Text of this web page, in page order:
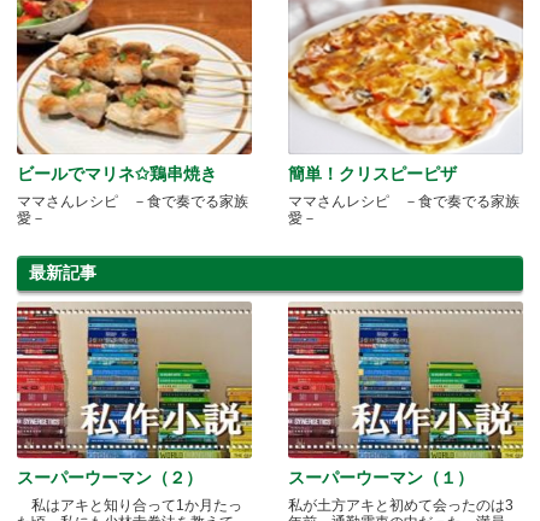
ビールでマリネ✩鶏串焼き
ママさんレシピ －食で奏でる家族
愛－
簡単！クリスピーピザ
ママさんレシピ －食で奏でる家族
愛－
最新記事
スーパーウーマン（２）
私はアキと知り合って1か月たっ
スーパーウーマン（１）
私が土方アキと初めて会ったのは3